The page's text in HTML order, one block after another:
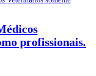
profissionais.